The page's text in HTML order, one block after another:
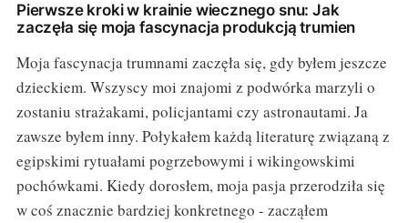
Pierwsze kroki w krainie wiecznego snu: Jak
zaczęła się moja fascynacja produkcją trumien
Moja fascynacja trumnami zaczęła się, gdy byłem jeszcze
dzieckiem. Wszyscy moi znajomi z podwórka marzyli o
zostaniu strażakami, policjantami czy astronautami. Ja
zawsze byłem inny. Połykałem każdą literaturę związaną z
egipskimi rytuałami pogrzebowymi i wikingowskimi
pochówkami. Kiedy dorosłem, moja pasja przerodziła się
w coś znacznie bardziej konkretnego - zacząłem